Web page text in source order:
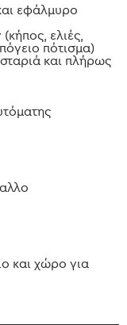
εφάλμυρο
ελιές,
πότισμα)
και πλήρως
και χώρο για